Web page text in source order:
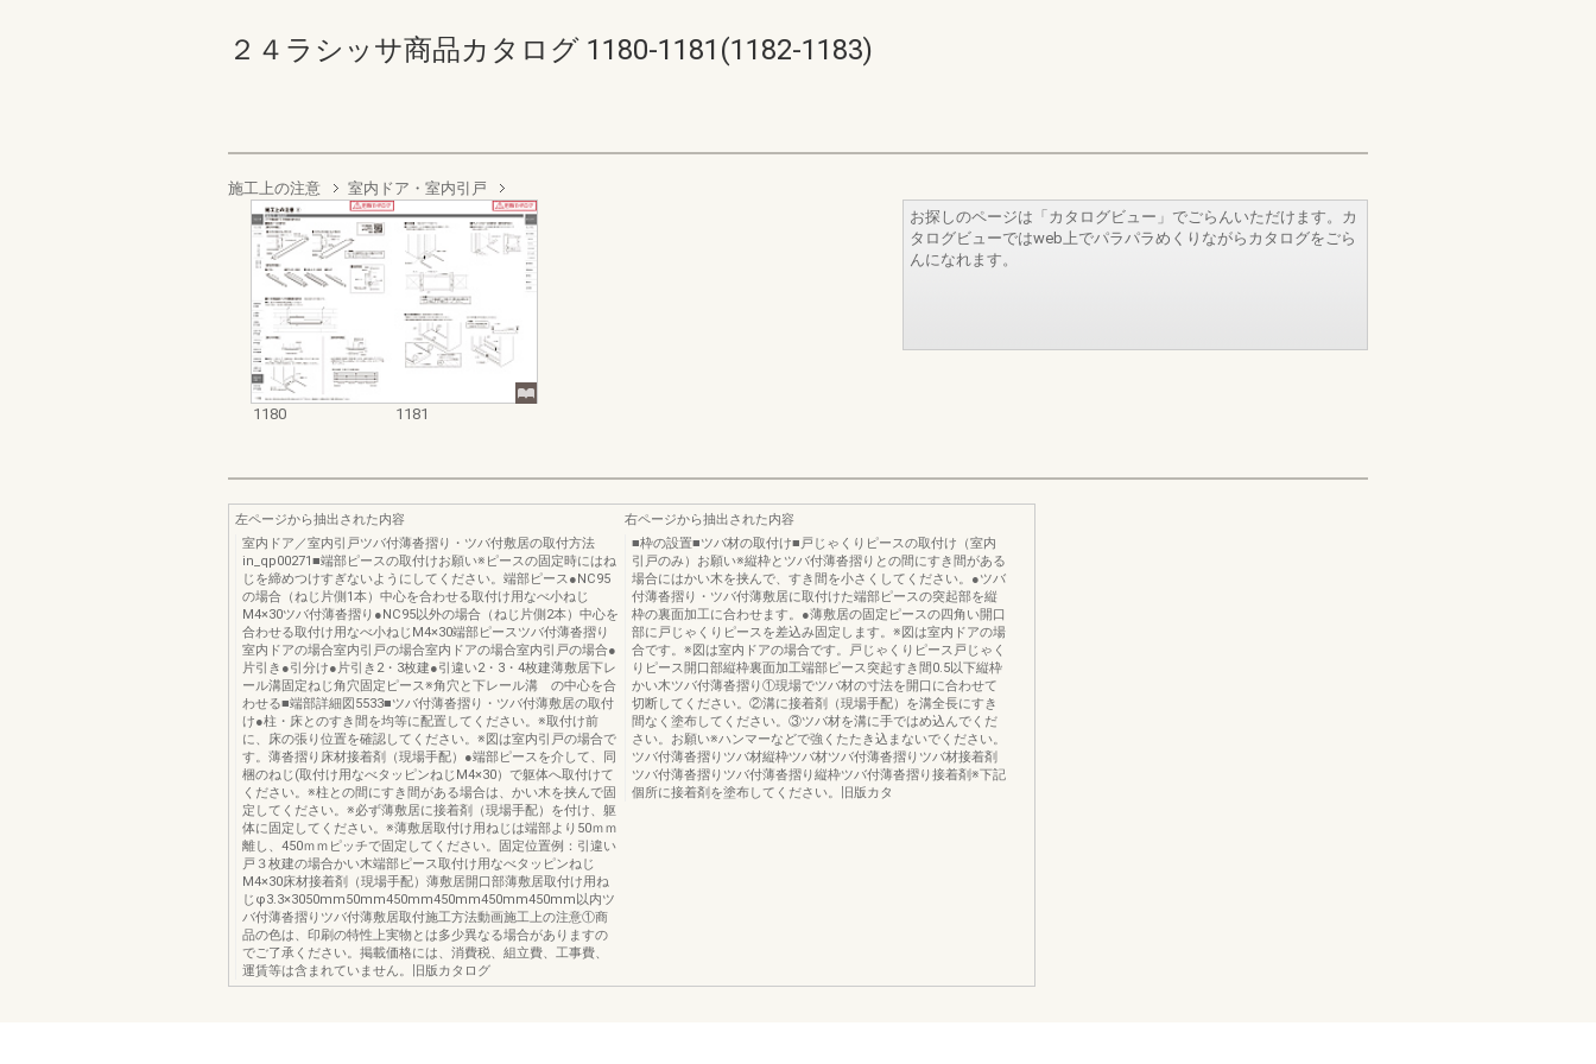
２４ラシッサ商品カタログ 1180-1181(1182-1183)
施工上の注意 室内ドア・室内引戸
1180 1181
お探しのページは「カタログビュー」でごらんいただけます。カ
タログビューではweb上でパラパラめくりながらカタログをごら
んになれます。
左ページから抽出された内容
室内ドア／室内引戸ツバ付薄沓摺り・ツバ付敷居の取付方法
in_qp00271■端部ピースの取付けお願い※ピースの固定時にはね
じを締めつけすぎないようにしてください。端部ピース●NC95
の場合（ねじ片側1本）中心を合わせる取付け用なべ小ねじ
M4×30ツバ付薄沓摺り●NC95以外の場合（ねじ片側2本）中心を
合わせる取付け用なべ小ねじM4×30端部ピースツバ付薄沓摺り
室内ドアの場合室内引戸の場合室内ドアの場合室内引戸の場合●
片引き●引分け●片引き2・3枚建●引違い2・3・4枚建薄敷居下レ
ール溝固定ねじ角穴固定ピース※角穴と下レール溝 の中心を合
わせる■端部詳細図5533■ツバ付薄沓摺り・ツバ付薄敷居の取付
け●柱・床とのすき間を均等に配置してください。※取付け前
に、床の張り位置を確認してください。※図は室内引戸の場合で
す。薄沓摺り床材接着剤（現場手配）●端部ピースを介して、同
梱のねじ(取付け用なべタッピンねじM4×30）で躯体へ取付けて
ください。※柱との間にすき間がある場合は、かい木を挟んで固
定してください。※必ず薄敷居に接着剤（現場手配）を付け、躯
体に固定してください。※薄敷居取付け用ねじは端部より50ｍｍ
離し、450ｍｍピッチで固定してください。固定位置例：引違い
戸３枚建の場合かい木端部ピース取付け用なべタッピンねじ
M4×30床材接着剤（現場手配）薄敷居開口部薄敷居取付け用ね
じφ3.3×3050mm50mm450mm450mm450mm450mm以内ツ
バ付薄沓摺りツバ付薄敷居取付施工方法動画施工上の注意①商
品の色は、印刷の特性上実物とは多少異なる場合がありますの
でご了承ください。掲載価格には、消費税、組立費、工事費、
運賃等は含まれていません。旧版カタログ
右ページから抽出された内容
■枠の設置■ツバ材の取付け■戸じゃくりピースの取付け（室内
引戸のみ）お願い※縦枠とツバ付薄沓摺りとの間にすき間がある
場合にはかい木を挟んで、すき間を小さくしてください。●ツバ
付薄沓摺り・ツバ付薄敷居に取付けた端部ピースの突起部を縦
枠の裏面加工に合わせます。●薄敷居の固定ピースの四角い開口
部に戸じゃくりピースを差込み固定します。※図は室内ドアの場
合です。※図は室内ドアの場合です。戸じゃくりピース戸じゃく
りピース開口部縦枠裏面加工端部ピース突起すき間0.5以下縦枠
かい木ツバ付薄沓摺り①現場でツバ材の寸法を開口に合わせて
切断してください。②溝に接着剤（現場手配）を溝全長にすき
間なく塗布してください。③ツバ材を溝に手ではめ込んでくだ
さい。お願い※ハンマーなどで強くたたき込まないでください。
ツバ付薄沓摺りツバ材縦枠ツバ材ツバ付薄沓摺りツバ材接着剤
ツバ付薄沓摺りツバ付薄沓摺り縦枠ツバ付薄沓摺り接着剤※下記
個所に接着剤を塗布してください。旧版カタ